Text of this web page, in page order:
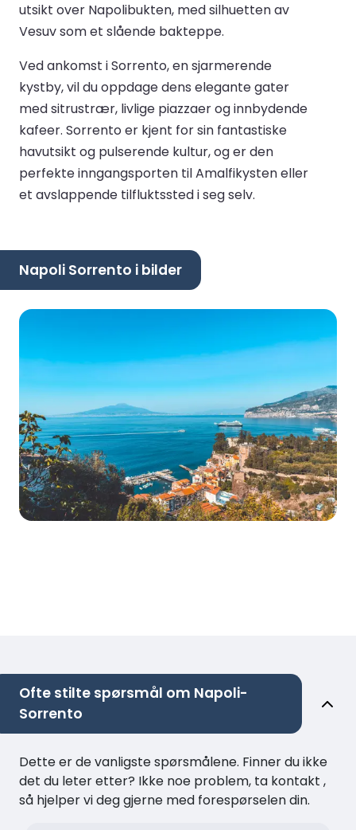
utsikt over Napolibukten, med silhuetten av
Vesuv som et slående bakteppe.
Ved ankomst i Sorrento, en sjarmerende
kystby, vil du oppdage dens elegante gater
med sitrustrær, livlige piazzaer og innbydende
kafeer. Sorrento er kjent for sin fantastiske
havutsikt og pulserende kultur, og er den
perfekte inngangsporten til Amalfikysten eller
et avslappende tilfluktssted i seg selv.
Napoli Sorrento i bilder
Ofte stilte spørsmål om Napoli-
Sorrento
Dette er de vanligste spørsmålene. Finner du ikke
det du leter etter? Ikke noe problem, ta kontakt ,
så hjelper vi deg gjerne med forespørselen din.